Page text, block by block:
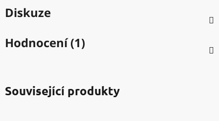
Diskuze
Hodnocení (1)
Související produkty